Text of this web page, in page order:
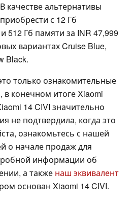
качестве альтернативы
с 12 Гб
512 Гб памяти за INR 47,999
вариантах Cruise Blue,
Black.
только ознакомительные
конечном итоге Xiaomi
14 CIVI значительно
не подтвердила, когда это
ознакомьтесь с нашей
о начале продаж для
информации об
а также наш эквивалент
основан Xiaomi 14 CIVI.